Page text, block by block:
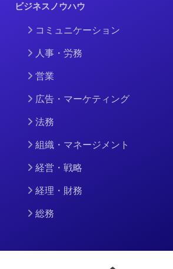
ビジネスノウハウ
コミュニケーション
人事・労務
営業
広告・マーケティング
法務
組織・マネージメント
経営・戦略
経理・財務
総務